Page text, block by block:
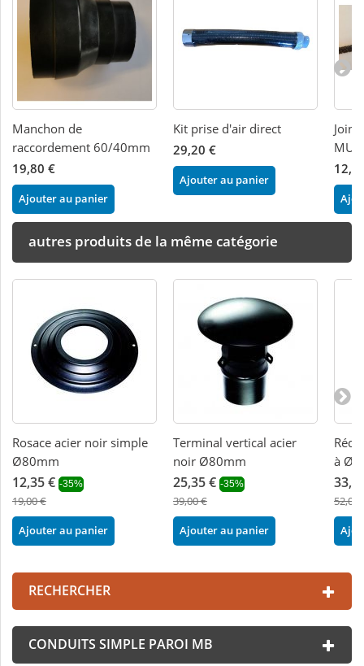
Manchon de
raccordement 60/40mm
19,80 €
Ajouter au panier
Kit prise d'air direct
29,20 €
Ajouter au panier
autres produits de la même catégorie
Rosace acier noir simple
Ø80mm
12,35 € -35%
19,00 €
Ajouter au panier
Terminal vertical acier
noir Ø80mm
25,35 € -35%
39,00 €
Ajouter au panier
à
52,00
RECHERCHER
CONDUITS SIMPLE PAROI MB